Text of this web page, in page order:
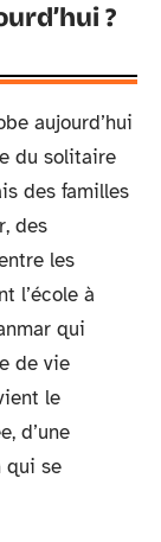
?
aujourd’hui
du solitaire
des familles
des
les
l’école à
qui
de vie
le
d’une
qui se